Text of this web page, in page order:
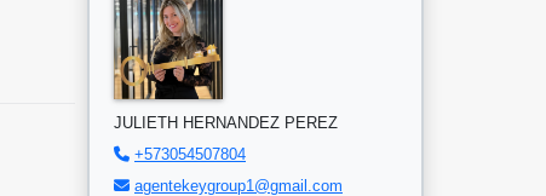
JULIETH HERNANDEZ PEREZ
+573054507804
agentekeygroup1@gmail.com